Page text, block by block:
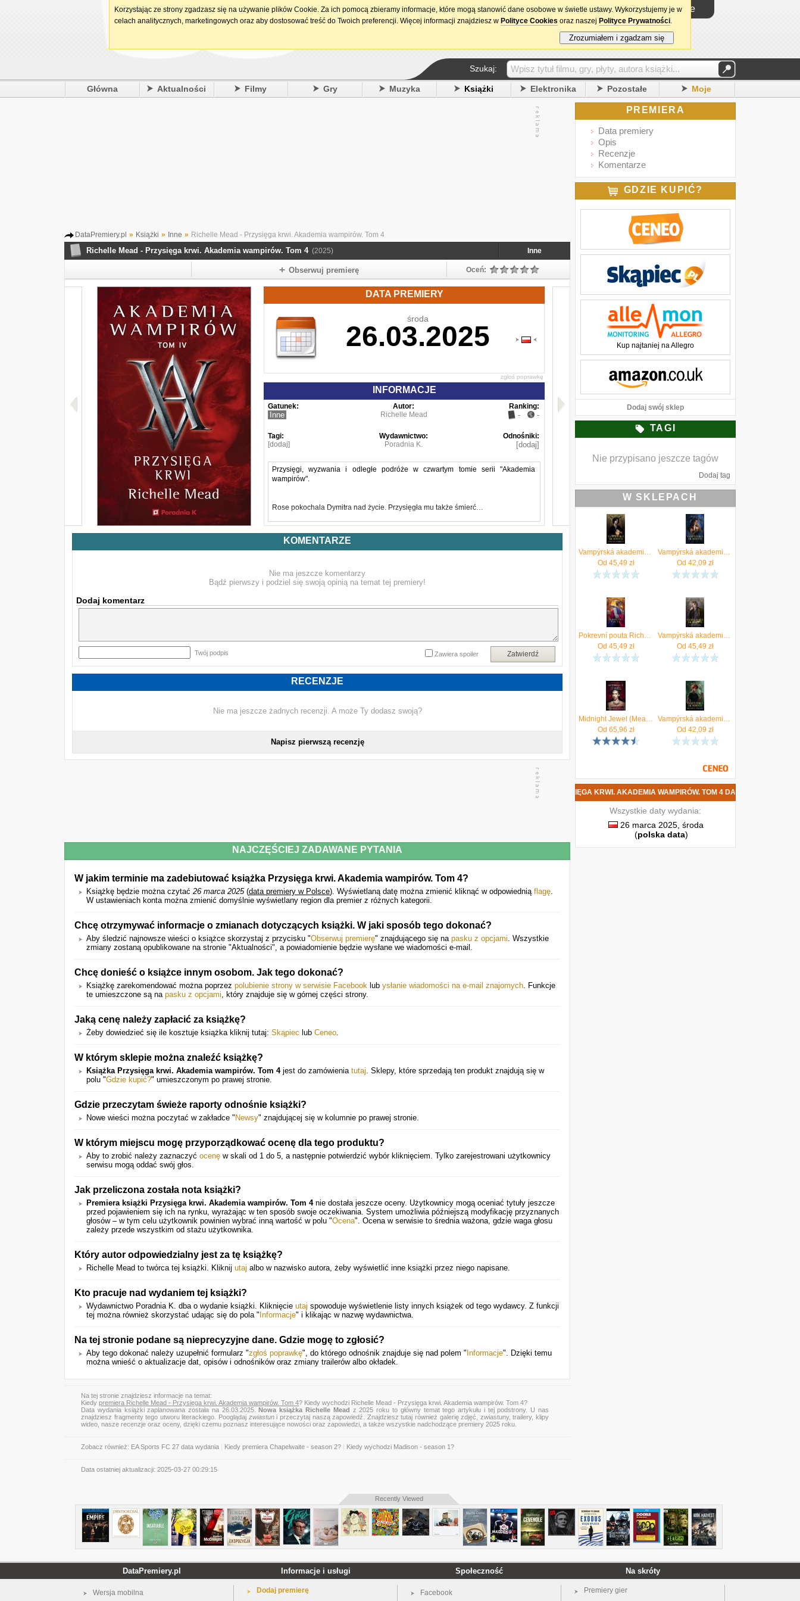
15. urodziny DataPremiery.pl Logowanie
Szukaj:
Główna Aktualności Filmy Gry Muzyka Książki Elektronika Pozostałe Moje
DataPremiery.pl » Książki » Inne » Richelle Mead - Przysięga krwi. Akademia wampirów. Tom 4
Richelle Mead - Przysięga krwi. Akademia wampirów. Tom 4 (2025) Inne
Obserwuj premierę Oceń:
DATA PREMIERY
środa
26.03.2025
zgłoś poprawkę
INFORMACJE
Gatunek:
Inne
Autor:
Richelle Mead
Ranking:
- -
Tagi:
[dodaj]
Wydawnictwo:
Poradnia K.
Odnośniki:
[dodaj]
Przysięgi, wyzwania i odległe podróże w czwartym tomie serii "Akademia
wampirów".
Rose pokochala Dymitra nad życie. Przysięgła mu także śmierć…
Atak na Akademię Świętego Władimira wstrząsnął światem morojów i pochłonął
wiele istnień. Ale los tych, którzy zostali porwani przez strzygi, jest jeszcze gorszy.
Oboje kiedyś uznali, że woleliby być martwi, niż zostać strzygami. Jednak jeśli
czy on będzie chciał, by to zrobiła?
Serial na podstawie Akademii wampirów, którego twórczyniami są Julie Plec
(odpowiedzialna za sukces m.in. Pamiętników wampirów) i Marguerite Macintyre,
„Akademia wampirów" to cykl powieściowy, który pokochali wielbiciele
Ta część jest pełna zwrotów akcji. W dodatku totalnie niespodziewanych.
SYLWIA, LUBIMYCZYTAĆ.PL
Powyższy opis pochodzi od wydawcy.
KOMENTARZE
Nie ma jeszcze komentarzy
Bądź pierwszy i podziel się swoją opinią na temat tej premiery!
Dodaj komentarz
Twój podpis Zatwierdź
Zawiera spoiler
RECENZJE
Nie ma jeszcze żadnych recenzji. A może Ty dodasz swoją?
Napisz pierwszą recenzję
NAJCZĘŚCIEJ ZADAWANE PYTANIA
W jakim terminie ma zadebiutować książka Przysięga krwi. Akademia wampirów. Tom 4?
Książkę będzie można czytać 26 marca 2025(data premiery w Polsce). Wyświetlaną datę można zmienić kliknąć w odpowiednią flagę.
W ustawieniach konta można zmienić domyślnie wyświetlany region dla premier z różnych kategorii.
Chcę otrzymywać informacje o zmianach dotyczących książki. W jaki sposób tego dokonać?
Aby śledzić najnowsze wieści o książce skorzystaj z przycisku "Obserwuj premierę" znajdującego się na pasku z opcjami. Wszystkie
zmiany zostaną opublikowane na stronie "Aktualności", a powiadomienie będzie wysłane we wiadomości e-mail.
Chcę donieść o książce innym osobom. Jak tego dokonać?
Książkę zarekomendować można poprzez polubienie strony w serwisie Facebook lub ysłanie wiadomości na e-mail znajomych. Funkcje
te umieszczone są na pasku z opcjami, który znajduje się w górnej części strony.
Jaką cenę należy zapłacić za książkę?
Żeby dowiedzieć się ile kosztuje książka kliknij tutaj: Skąpiec lub Ceneo.
W którym sklepie można znaleźć książkę?
Książka Przysięga krwi. Akademia wampirów. Tom 4jest do zamówienia tutaj. Sklepy, które sprzedają ten produkt znajdują się w
polu "Gdzie kupić?" umieszczonym po prawej stronie.
Gdzie przeczytam świeże raporty odnośnie książki?
Nowe wieści można poczytać w zakładce " Newsy" znajdującej się w kolumnie po prawej stronie.
W którym miejscu mogę przyporządkować ocenę dla tego produktu?
Aby to zrobić należy zaznaczyć ocenę w skali od 1 do 5, a następnie potwierdzić wybór kliknięciem. Tylko zarejestrowani użytkownicy
serwisu mogą oddać swój głos.
Jak przeliczona została nota książki?
Premiera książki Przysięga krwi. Akademia wampirów. Tom 4nie dostała jeszcze oceny. Użytkownicy mogą oceniać tytuły jeszcze
przed pojawieniem się ich na rynku, wyrażając w ten sposób swoje oczekiwania. System umożliwia późniejszą modyfikację przyznanych
głosów – w tym celu użytkownik powinien wybrać inną wartość w polu "Ocena". Ocena w serwisie to średnia ważona, gdzie waga głosu
zależy przede wszystkim od stażu użytkownika.
Który autor odpowiedzialny jest za tę książkę?
Richelle Mead to twórca tej książki. Kliknij utaj albo w nazwisko autora, żeby wyświetlić inne książki przez niego napisane.
Kto pracuje nad wydaniem tej książki?
Wydawnictwo Poradnia K. dba o wydanie książki. Kliknięcie utaj spowoduje wyświetlenie listy innych książek od tego wydawcy. Z funkcji
tej można również skorzystać udając się do pola " Informacje" i klikając w nazwę wydawnictwa.
Na tej stronie podane są nieprecyzyjne dane. Gdzie mogę to zgłosić?
Aby tego dokonać należy uzupełnić formularz "zgłoś poprawkę", do którego odnośnik znajduje się nad polem " Informacje". Dzięki temu
można wnieść o aktualizacje dat, opisów i odnośników oraz zmiany trailerów albo okładek.
Na tej stronie znajdziesz informacje na temat:
Kiedy premiera Richelle Mead - Przysięga krwi. Akademia wampirów. Tom 4? Kiedy wychodzi Richelle Mead - Przysięga krwi. Akademia wampirów. Tom 4?
Data wydania książki zaplanowana została na 26.03.2025.Nowa książka Richelle Mead z 2025 roku to główny temat tego artykułu i tej podstrony. U nas
znajdziesz fragmenty tego utworu literackiego. Pooglądaj zwiastuni przeczytaj naszą zapowiedź. Znajdziesz tutaj również galerię zdjęć, zwiastuny, trailery, klipy
wideo, nasze recenzje oraz oceny, dzięki czemu poznasz interesujące nowości oraz zapowiedzi, a także wszystkie nadchodzące premiery 2025 roku.
Zobacz również: EA Sports FC 27 data wydania Kiedy premiera Chapelwaite - season 2? Kiedy wychodzi Madison - season 1?
Data ostatniej aktualizacji: 2025-03-27 00:29:15
PREMIERA
Data premiery
Opis
Recenzje
Komentarze
GDZIE KUPIĆ?
Kup najtaniej na Allegro
Dodaj swój sklep
TAGI
Nie przypisano jeszcze tagów
Dodaj tag
W SKLEPACH
Vampýrská akademie 3 - Stínem políbená Richelle Mead
Od 45,49 zł
Vampýrská akademie Richelle Mead
Od 42,09 zł
Pokrevní pouta Richelle Mead
Od 45,49 zł
Vampýrská akademie 4 - Krvavý slib Richelle Mead
Od 45,49 zł
Midnight Jewel (Mead Richelle)
Od 65,96 zł
Vampýrská akademie 2 - Mrazivý polibek Richelle Mead
Od 42,09 zł
NOWA KSIĄŻKA RICHELLE MEAD - PRZYSIĘGA KRWI. AKADEMIA WAMPIRÓW. TOM 4 DATA PREMIERY
Wszystkie daty wydania:
26 marca 2025, środa
(polska data)
Recently Viewed
DataPremiery.pl
Wersja mobilna
Informacje i usługi
Dodaj premierę
Społeczność
Facebook
Na skróty
Premiery gier
Korzystając ze strony zgadzasz się na używanie plików Cookie. Za ich pomocą zbieramy informacje, które mogą stanowić dane osobowe w świetle ustawy. Wykorzystujemy je w
celach analitycznych, marketingowych oraz aby dostosować treść do Twoich preferencji. Więcej informacji znajdziesz w Polityce Cookies oraz naszej Polityce Prywatności.
Zrozumiałem i zgadzam się